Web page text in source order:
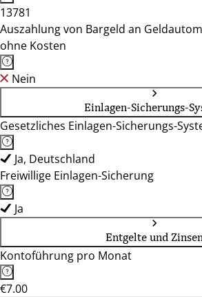
13781
Auszahlung von Bargeld an
ohne Kosten
Nein
Einlagen-Sicherungs-
Gesetzliches Einlagen-Sicherungs-
Ja, Deutschland
Freiwillige Einlagen-Sicherung
Ja
Entgelte und
Kontoführung pro Monat
€7.00